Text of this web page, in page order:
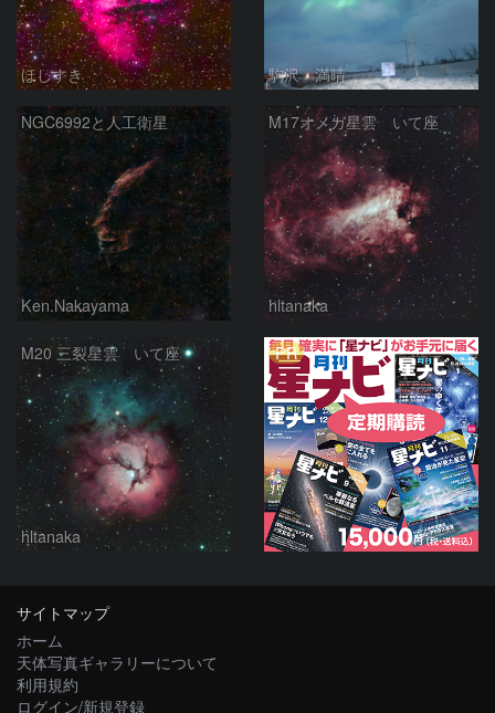
ほしすき 駒沢 満晴
NGC6992と人工衛星
Ken.Nakayama
M17オメガ星雲 いて座
hltanaka
M20 三裂星雲 いて座
hltanaka
PR
サイトマップ
ホーム
天体写真ギャラリーについて
利用規約
ログイン/新規登録